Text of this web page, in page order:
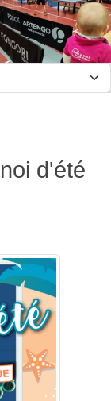
d'été